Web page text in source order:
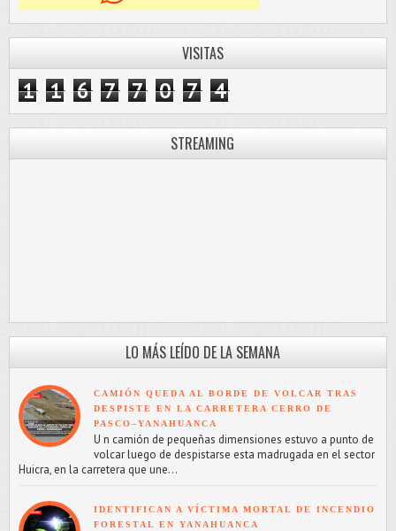
VISITAS
1 1 6 7 7 0 7 4
STREAMING
LO MÁS LEÍDO DE LA SEMANA
CAMIÓN QUEDA AL BORDE DE VOLCAR TRAS
DESPISTE EN LA CARRETERA CERRO DE
PASCO–YANAHUANCA
U n camión de pequeñas dimensiones estuvo a punto de
volcar luego de despistarse esta madrugada en el sector
Huicra, en la carretera que une...
IDENTIFICAN A VÍCTIMA MORTAL DE INCENDIO
FORESTAL EN YANAHUANCA